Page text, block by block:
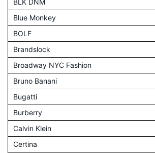
Blue Monkey
BOLF
Brandslock
Broadway NYC Fashion
Bruno Banani
Bugatti
Burberry
Calvin Klein
Certina